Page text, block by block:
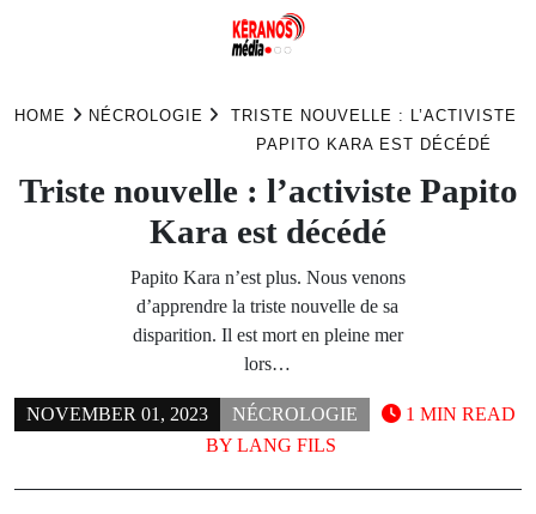
HOME NÉCROLOGIE
TRISTE NOUVELLE : L’ACTIVISTE
PAPITO KARA EST DÉCÉDÉ
Triste nouvelle : l’activiste Papito
Kara est décédé
Papito Kara n’est plus. Nous venons
d’apprendre la triste nouvelle de sa
disparition. Il est mort en pleine mer
lors…
NOVEMBER 01, 2023
NÉCROLOGIE
BY LANG FILS
1 MIN READ